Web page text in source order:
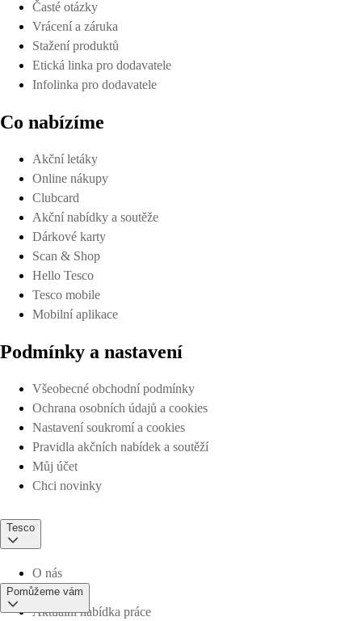
Časté otázky
Vrácení a záruka
Stažení produktů
Etická linka pro dodavatele
Infolinka pro dodavatele
Co nabízíme
Akční letáky
Online nákupy
Clubcard
Akční nabídky a soutěže
Dárkové karty
Scan & Shop
Hello Tesco
Tesco mobile
Mobilní aplikace
Podmínky a nastavení
Všeobecné obchodní podmínky
Ochrana osobních údajů a cookies
Nastavení soukromí a cookies
Pravidla akčních nabídek a soutěží
Můj účet
Chci novinky
Tesco
O nás
Aktuální nabídka práce
Pomůžeme vám